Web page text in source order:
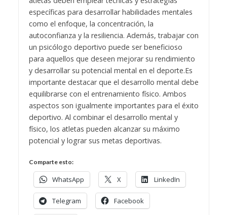
específicas para desarrollar habilidades mentales
como el enfoque, la concentración, la
autoconfianza y la resiliencia. Además, trabajar con
un psicólogo deportivo puede ser beneficioso
para aquellos que deseen mejorar su rendimiento
y desarrollar su potencial mental en el deporte.Es
importante destacar que el desarrollo mental debe
equilibrarse con el entrenamiento físico. Ambos
aspectos son igualmente importantes para el éxito
deportivo. Al combinar el desarrollo mental y
físico, los atletas pueden alcanzar su máximo
potencial y lograr sus metas deportivas.
Comparte esto:
WhatsApp X LinkedIn
Telegram Facebook